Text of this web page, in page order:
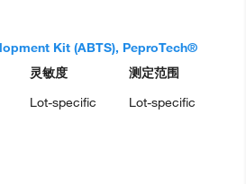
Kit (ABTS), PeproTech®
灵敏度
Lot-specific
测定范围
Lot-specific